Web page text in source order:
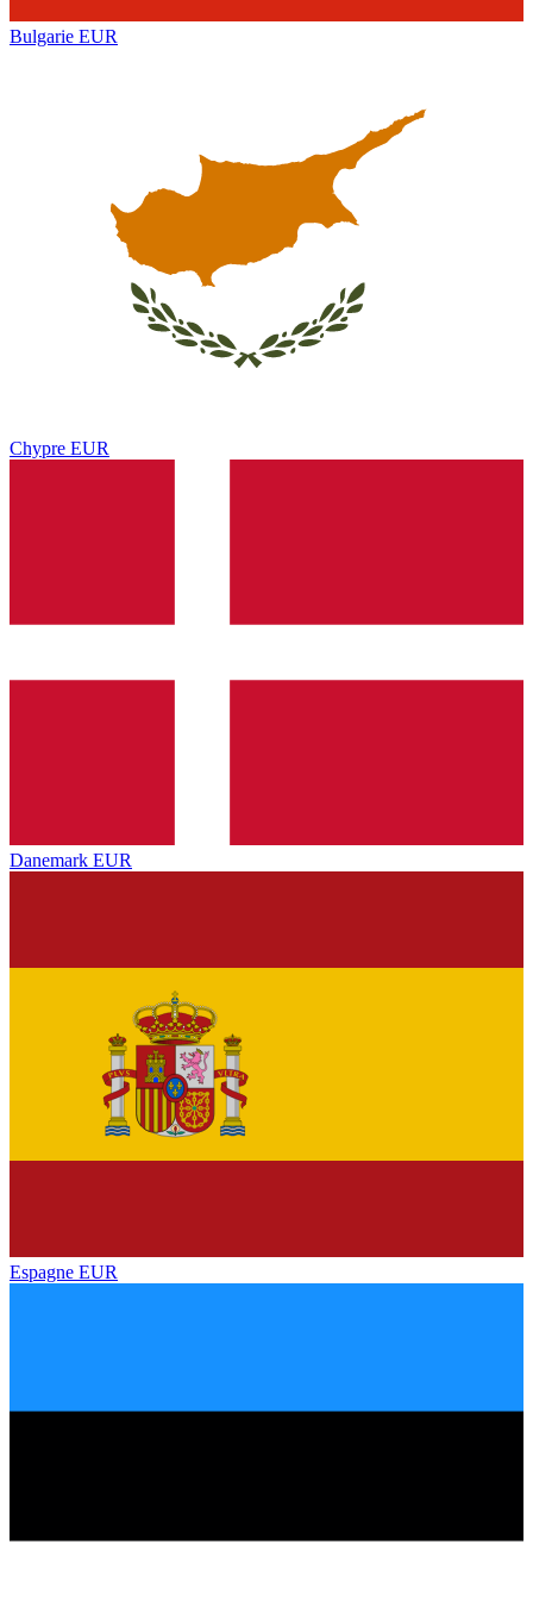
Bulgarie EUR
Chypre EUR
Danemark EUR
Espagne EUR